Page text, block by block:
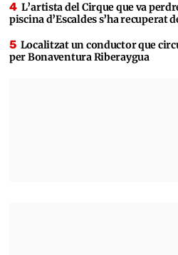
L’artista del Cirque que va
piscina d’Escaldes s’ha recuperat
Localitzat un conductor que
per Bonaventura Riberaygua